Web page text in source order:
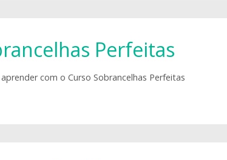
Perfeitas
com o Curso Sobrancelhas Perfeitas